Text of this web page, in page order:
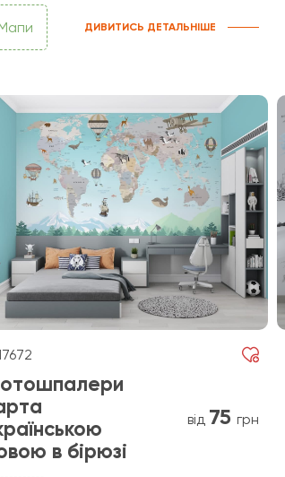
ДИВИТИСЬ ДЕТАЛЬНІШЕ
в бірюзі
від 75 грн